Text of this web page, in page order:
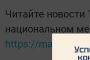
Читайте новости
национальном
https://max.ru/